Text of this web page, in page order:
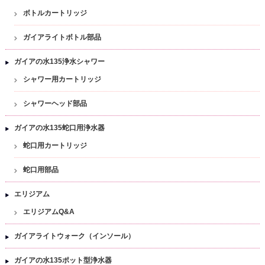
ボトルカートリッジ
ガイアライトボトル部品
ガイアの水135浄水シャワー
シャワー用カートリッジ
シャワーヘッド部品
ガイアの水135蛇口用浄水器
蛇口用カートリッジ
蛇口用部品
エリジアム
エリジアムQ&A
ガイアライトウォーク（インソール）
ガイアの水135ポット型浄水器